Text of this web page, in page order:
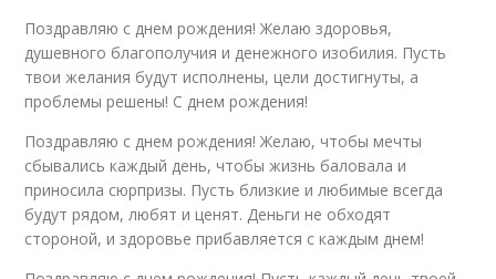
Поздравляю с днем рождения! Желаю здоровья,
душевного благополучия и денежного изобилия. Пусть
твои желания будут исполнены, цели достигнуты, а
проблемы решены! С днем рождения!
Поздравляю с днем рождения! Желаю, чтобы мечты
сбывались каждый день, чтобы жизнь баловала и
приносила сюрпризы. Пусть близкие и любимые всегда
будут рядом, любят и ценят. Деньги не обходят
стороной, и здоровье прибавляется с каждым днем!